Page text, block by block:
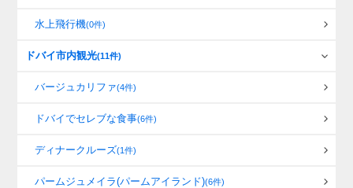
水上飛行機(0件)
ドバイ市内観光(11件)
バージュカリファ(4件)
ドバイでセレブな食事(6件)
ディナークルーズ(1件)
パームジュメイラ(パームアイランド)(6件)